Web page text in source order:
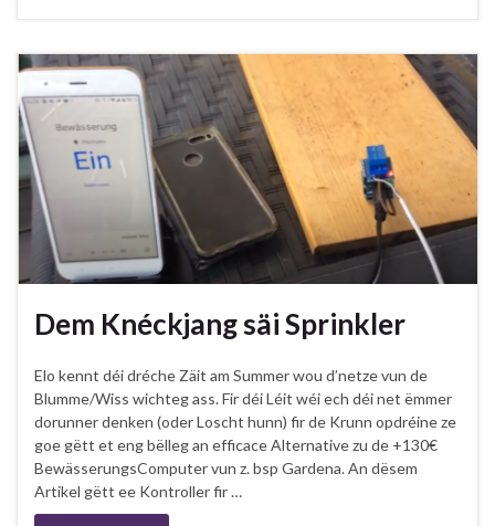
Dem Knéckjang säi Sprinkler
Elo kennt déi dréche Zäit am Summer wou d’netze vun de
Blumme/Wiss wichteg ass. Fir déi Léit wéi ech déi net ëmmer
dorunner denken (oder Loscht hunn) fir de Krunn opdréine ze
goe gëtt et eng bëlleg an efficace Alternative zu de +130€
BewässerungsComputer vun z. bsp Gardena. An dësem
Artikel gëtt ee Kontroller fir …